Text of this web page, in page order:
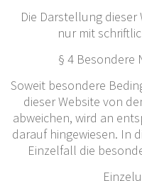
Die Darstellung
nur mit
§ 4 Besondere
Soweit besondere
dieser Website von
abweichen, wird an
darauf hingewiesen. In
Einzelfall die